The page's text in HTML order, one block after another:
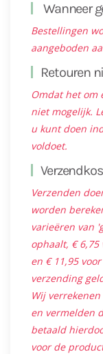
Wanneer
Bestellingen
aangeboden
Retouren
Omdat het om
niet mogelijk.
u kunt doen
voldoet.
Verzenden
worden
varieëren van
ophaalt, €
en € 11,95
verzending
Wij
en vermelden
betaald
voor de